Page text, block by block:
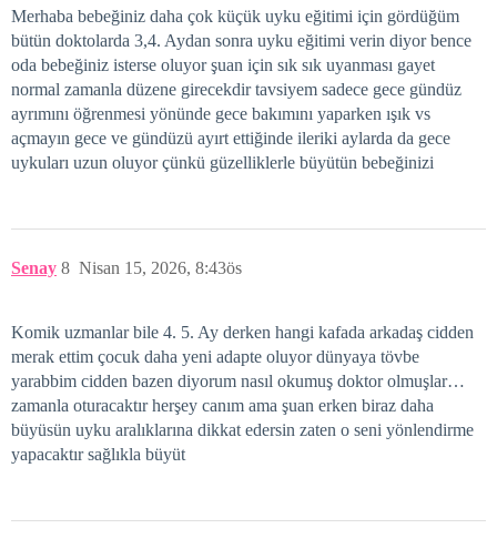
Merhaba bebeğiniz daha çok küçük uyku eğitimi için gördüğüm
bütün doktolarda 3,4. Aydan sonra uyku eğitimi verin diyor bence
oda bebeğiniz isterse oluyor şuan için sık sık uyanması gayet
normal zamanla düzene girecekdir tavsiyem sadece gece gündüz
ayrımını öğrenmesi yönünde gece bakımını yaparken ışık vs
açmayın gece ve gündüzü ayırt ettiğinde ileriki aylarda da gece
uykuları uzun oluyor çünkü güzelliklerle büyütün bebeğinizi
Senay Nisan 15, 2026, 8:43ös
8
Komik uzmanlar bile 4. 5. Ay derken hangi kafada arkadaş cidden
merak ettim çocuk daha yeni adapte oluyor dünyaya tövbe
yarabbim cidden bazen diyorum nasıl okumuş doktor olmuşlar…
zamanla oturacaktır herşey canım ama şuan erken biraz daha
büyüsün uyku aralıklarına dikkat edersin zaten o seni yönlendirme
yapacaktır sağlıkla büyüt